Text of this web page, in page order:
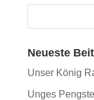
Neueste
Unser König
Unges